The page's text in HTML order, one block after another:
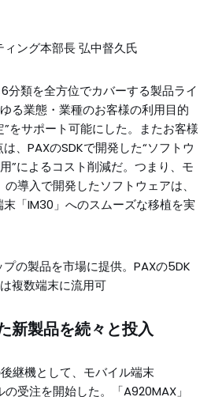
ング本部長 弘中督久氏
類を全方位でカバーする製品ライ
る業態・業種のお客様の利用目的
をサポート可能にした。またお客様
、PAXのSDKで開発した“ソフトウ
”によるコスト削減だ。つまり、モ
導入で開発したソフトウェアは、
「IM30」へのスムーズな移植を実
の製品を市場に提供。PAXの5DK
複数端末に流用可
新製品を続々と投入
継機として、モバイル端末
の受注を開始した。「A920MAX」